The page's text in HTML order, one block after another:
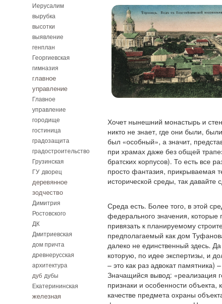
Иерусалим
вырубка
высотки
выявление
генплан
Георгиевская
гимназия
главное
управление
Главное
управление
городище
гостиница
градозащита
градостроительство
Грузинская
ГУ дворец
деревянное
зодчество
Димитрия
Ростовского
ДК
Дмитриевская
дом причта
древнерусская
архитектура
дуб дубы
Екатерининская
железная
Хочет нынешний монастырь и
никто не знает, где они были,
был «особный», а значит,
при храмах даже без общей
братских корпусов). То есть все
просто фантазия, прикрываемая
исторической среды, так давайте
Среда есть. Более того, в этой
федерального значения, которые
привязать к планируемому
предполагаемый как дом
далеко не единственный здесь.
которую, по идее экспертизы, и
– это как раз адвокат памятника)
Значащийся вывод: «реализация
признаки и особенности
качестве предмета охраны